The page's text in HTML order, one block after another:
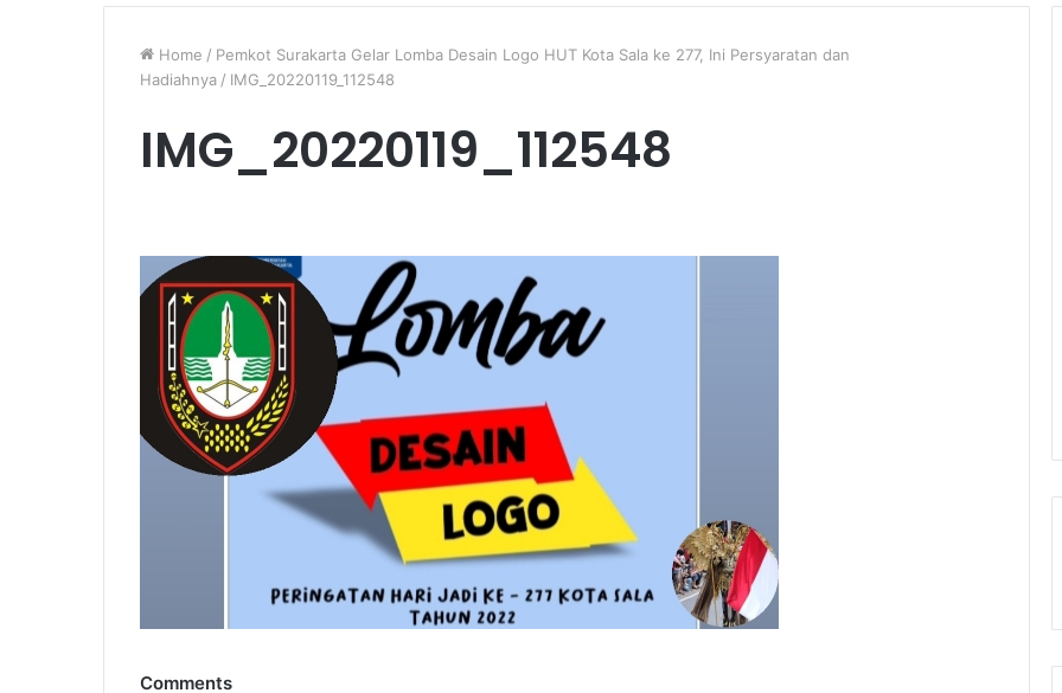
Home / Pemkot Surakarta Gelar Lomba Desain Logo HUT Kota Sala ke 277, Ini Persyaratan dan
Hadiahnya / IMG_20220119_112548
IMG_20220119_112548
Comments